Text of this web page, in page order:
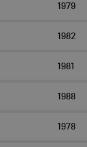
1979
1982
1981
1988
1978